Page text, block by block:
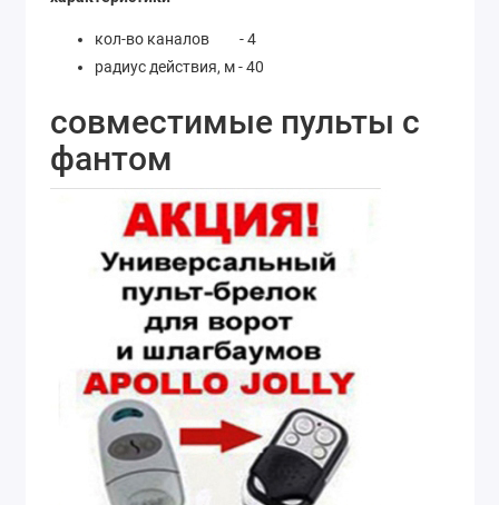
кол-во каналов - 4
радиус действия, м - 40
совместимые пульты с
фантом